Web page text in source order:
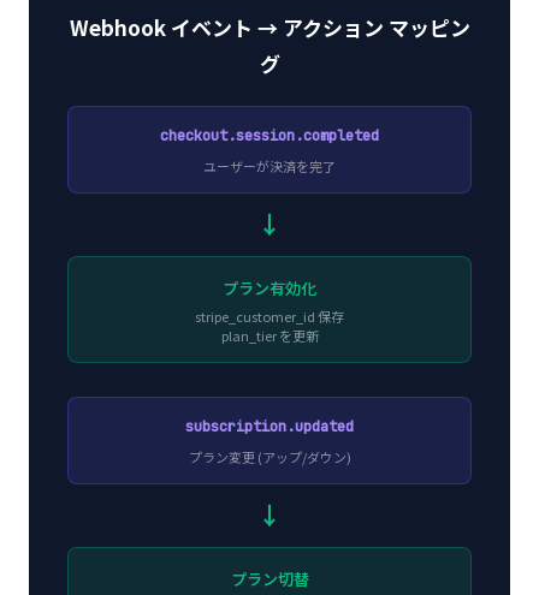
Webhook イベント → アクション マッピン
グ
checkout.session.completed
ユーザーが決済を完了
→
プラン有効化
stripe_customer_id 保存
plan_tier を更新
subscription.updated
プラン変更 (アップ/ダウン)
→
プラン切替